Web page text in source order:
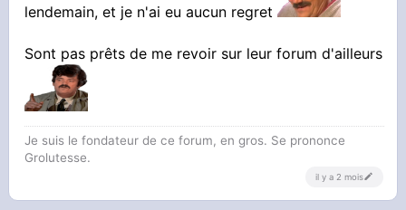
lendemain, et je n'ai eu aucun regret
Sont pas prêts de me revoir sur leur forum d'ailleurs
Je suis le fondateur de ce forum, en gros. Se prononce
Grolutesse.
il y a 2 mois